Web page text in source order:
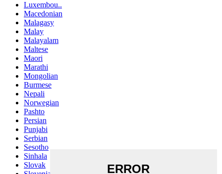
Luxembou..
Macedonian
Malagasy
Malay
Malayalam
Maltese
Maori
Marathi
Mongolian
Burmese
Nepali
Norwegian
Pashto
Persian
Punjabi
Serbian
Sesotho
Sinhala
Slovak